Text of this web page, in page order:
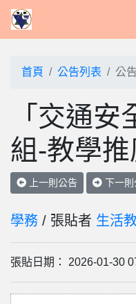
首頁 公告列表 公
「交通
組-教學推
上一則公告 下一則
學務 / 張貼者 生活
張貼日期： 2026-01-30